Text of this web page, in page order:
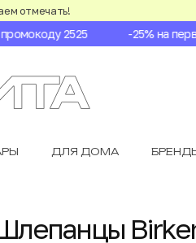
отмечать!
2525 -25% на
ДЛЯ ДОМА